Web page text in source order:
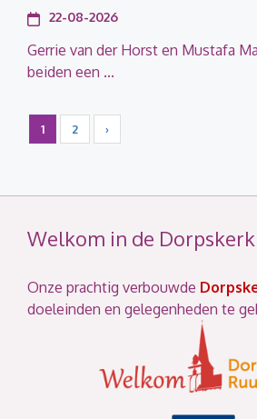
22-08-2026
Gerrie van der Horst en Mustafa
beiden een ...
1 2 ›
Welkom in de Dorpskerk
Onze prachtig verbouwde
doeleinden en gelegenheden te